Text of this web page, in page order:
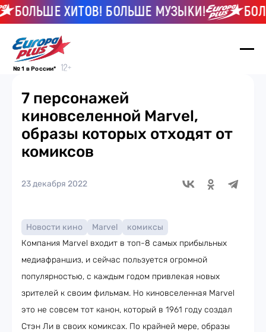
ХИТОВ! БОЛЬШЕ МУЗЫКИ!
№ 1 в России*
7 персонажей
киновселенной Marvel,
образы которых отходят от
комиксов
23 декабря 2022
Новости кино Marvel
комиксы
Компания Marvel входит в топ-8 самых прибыльных
медиафраншиз, и сейчас пользуется огромной
популярностью, с каждым годом привлекая новых
зрителей к своим фильмам. Но киновселенная Marvel
это не совсем тот канон, который в 1961 году создал
Стэн Ли в своих комиксах. По крайней мере, образы